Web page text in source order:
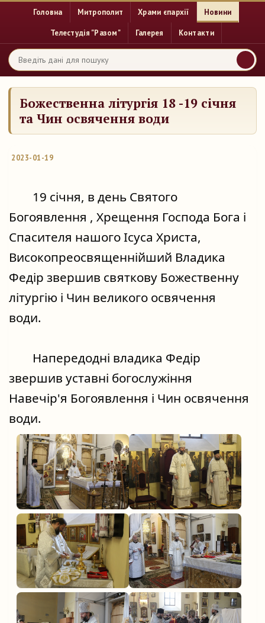
Головна Митрополит Храми єпархії Новини
Телестудія "Разом" Галерея Контакти
Божественна літургія 18 -19 січня
та Чин освячення води
2023-01-19
Богоявлення , Хрещення Господа Бога і
Спасителя нашого Ісуса Христа,
Високопреосвященнійший Владика
Федір звершив святкову Божественну
літургію і Чин великого освячення
води.
звершив уставні богослужіння
Навечір'я Богоявлення і Чин освячення
води.